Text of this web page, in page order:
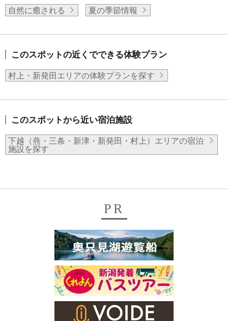
自然に癒される 夏の季節情報
このスポットの近くでできる体験プラン
村上・新発田エリアの体験プランを探す
このスポットから近い宿泊施設
下越（燕・三条・新津・新発田・村上）エリアの宿泊
施設を探す
PR